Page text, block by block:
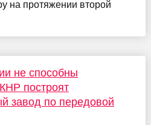
на протяжении второй
не способны
построят
завод по передовой